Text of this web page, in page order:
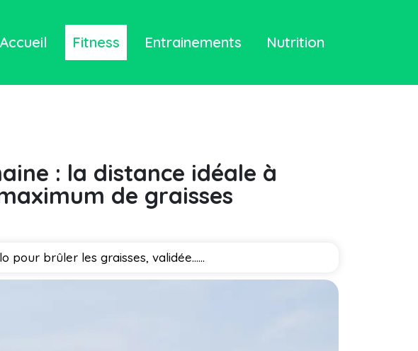
Accueil Fitness Entrainements Nutrition
: la distance idéale à
de graisses
pour brûler les graisses, validée…...